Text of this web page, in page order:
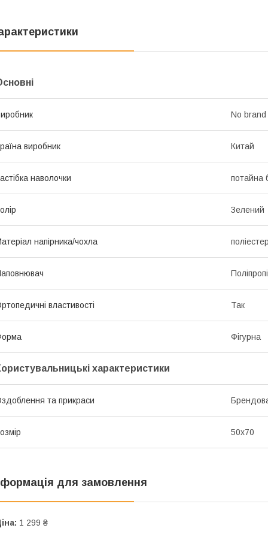
No brand
виробник Китай
наволочки потайна
Зелений
напірника/чохла поліестер
властивості Так
Фігурна
характеристики
та прикраси
50х70
для замовлення
1 299 ₴